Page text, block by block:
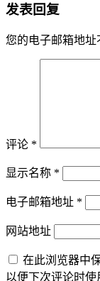
发表回复
您的电子邮箱地址
评论 *
显示名称 *
电子邮箱地址 *
网站地址
在此浏览器中
以便下次评论时使